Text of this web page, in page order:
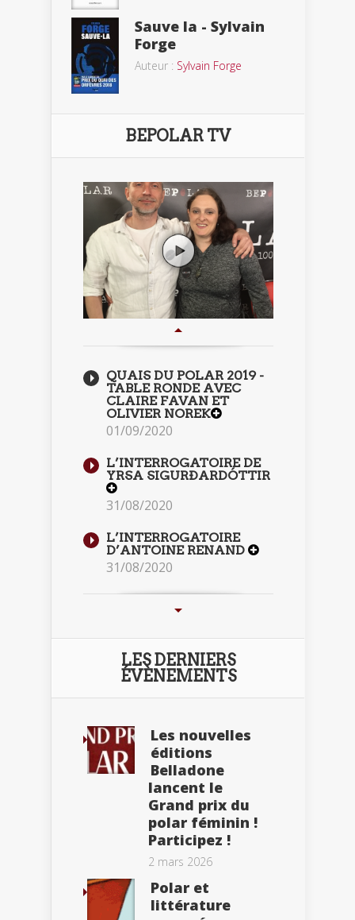
Sauve la - Sylvain
Forge
Auteur : Sylvain Forge
BEPOLAR TV
QUAIS DU POLAR 2019 -
TABLE RONDE AVEC
CLAIRE FAVAN ET
OLIVIER NOREK
01/09/2020
L’INTERROGATOIRE DE
YRSA SIGURÐARDÓTTIR
31/08/2020
L’INTERROGATOIRE
D’ANTOINE RENAND
31/08/2020
LES DERNIERS
ÉVÈNEMENTS
Les nouvelles
éditions
Belladone
lancent le
Grand prix du
polar féminin !
Participez !
2 mars 2026
Polar et
littérature